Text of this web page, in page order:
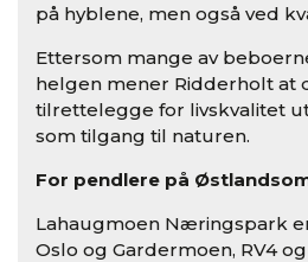
på hyblene, men også ved
Ettersom mange av
helgen mener Ridderholt at
tilrettelegge for livskvalitet
som tilgang til naturen.
For pendlere på
Lahaugmoen Næringspark
Oslo og Gardermoen, RV4